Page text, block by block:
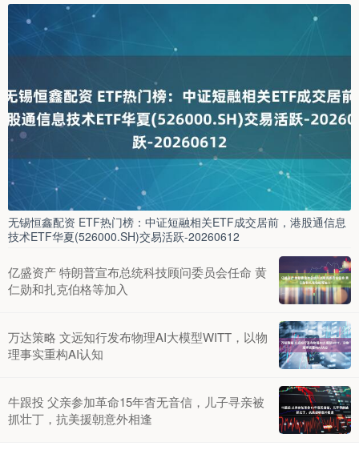
无锡恒鑫配资 ETF热门榜：中证短融相关ETF成交居前，港股通信息
技术ETF华夏(526000.SH)交易活跃-20260612
亿盛资产 特朗普宣布总统科技顾问委员会任命 黄
仁勋和扎克伯格等加入
万达策略 文远知行发布物理AI大模型WITT，以物
理事实重构AI认知
牛跟投 父亲参加革命15年杳无音信，儿子寻亲被
抓壮丁，抗美援朝意外相逢